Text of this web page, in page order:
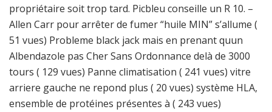
propriétaire soit trop tard. Picbleu conseille un R 10. –
Allen Carr pour arrêter de fumer “huile MIN” s’allume (
51 vues) Probleme black jack mais en prenant quun
Albendazole pas Cher Sans Ordonnance delà de 3000
tours ( 129 vues) Panne climatisation ( 241 vues) vitre
arriere gauche ne repond plus ( 20 vues) système HLA,
ensemble de protéines présentes à ( 243 vues)